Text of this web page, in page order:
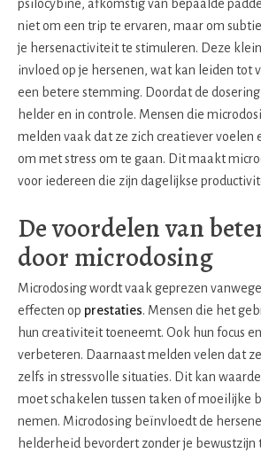
psilocybine, afkomstig van bepaalde
niet om een trip te ervaren, maar om
je hersenactiviteit te stimuleren. Deze
invloed op je hersenen, wat kan leiden tot
een betere stemming. Doordat de
helder en in controle. Mensen die
melden vaak dat ze zich creatiever voelen
om met stress om te gaan. Dit maakt
voor iedereen die zijn dagelijkse
De voordelen van
door microdosing
Microdosing wordt vaak geprezen
effecten op prestaties. Mensen die het
hun creativiteit toeneemt. Ook hun focus en
verbeteren. Daarnaast melden velen dat
zelfs in stressvolle situaties. Dit kan
moet schakelen tussen taken of moeilijke
nemen. Microdosing beïnvloedt de
helderheid bevordert zonder je bewustzijn